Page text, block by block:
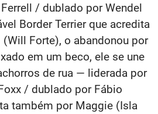
/ dublado por Wendel
Border Terrier que acredita
(Will Forte), o abandonou por
em um beco, ele se une
de rua — liderada por
/ dublado por Fábio
também por Maggie (Isla